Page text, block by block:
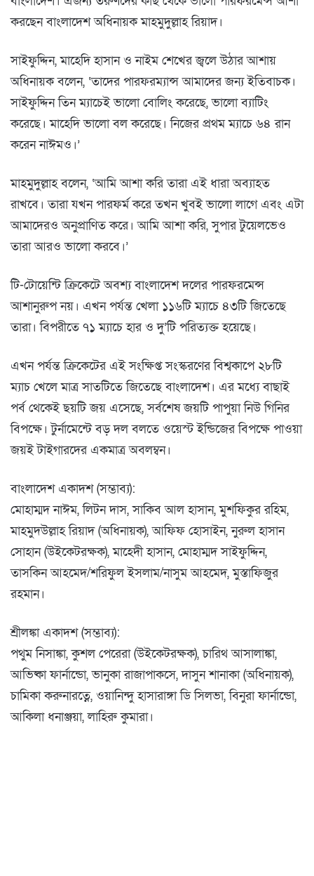
করছেন বাংলাদেশ অধিনায়ক মাহমুদুল্লাহ রিয়াদ।
সাইফুদ্দিন, মাহেদি হাসান ও নাইম শেখের জ্বলে উঠার আশায়
অধিনায়ক বলেন, ‘তাদের পারফরম্যান্স আমাদের জন্য ইতিবাচক।
সাইফুদ্দিন তিন ম্যাচেই ভালো বোলিং করেছে, ভালো ব্যাটিং
করেছে। মাহেদি ভালো বল করেছে। নিজের প্রথম ম্যাচে ৬৪ রান
করেন নাঈমও।’
মাহমুদুল্লাহ বলেন, ‘আমি আশা করি তারা এই ধারা অব্যাহত
রাখবে। তারা যখন পারফর্ম করে তখন খুবই ভালো লাগে এবং এটা
আমাদেরও অনুপ্রাণিত করে। আমি আশা করি, সুপার টুয়েলভেও
তারা আরও ভালো করবে।’
টি-টোয়েন্টি ক্রিকেটে অবশ্য বাংলাদেশ দলের পারফরমেন্স
আশানুরুপ নয়। এখন পর্যন্ত খেলা ১১৬টি ম্যাচে ৪৩টি জিতেছে
তারা। বিপরীতে ৭১ ম্যাচে হার ও দু’টি পরিত্যক্ত হয়েছে।
এখন পর্যন্ত ক্রিকেটের এই সংক্ষিপ্ত সংস্করণের বিশ্বকাপে ২৮টি
ম্যাচ খেলে মাত্র সাতটিতে জিতেছে বাংলাদেশ। এর মধ্যে বাছাই
পর্ব থেকেই ছয়টি জয় এসেছে, সর্বশেষ জয়টি পাপুয়া নিউ গিনির
বিপক্ষে। টুর্নামেন্টে বড় দল বলতে ওয়েস্ট ইন্ডিজের বিপক্ষে পাওয়া
জয়ই টাইগারদের একমাত্র অবলম্বন।
বাংলাদেশ একাদশ (সম্ভাব্য):
মোহাম্মদ নাঈম, লিটন দাস, সাকিব আল হাসান, মুশফিকুর রহিম,
মাহমুদউল্লাহ রিয়াদ (অধিনায়ক), আফিফ হোসাইন, নুরুল হাসান
সোহান (উইকেটরক্ষক), মাহেদী হাসান, মোহাম্মদ সাইফুদ্দিন,
তাসকিন আহমেদ/শরিফুল ইসলাম/নাসুম আহমেদ, মুস্তাফিজুর
রহমান।
শ্রীলঙ্কা একাদশ (সম্ভাব্য):
পথুম নিসাঙ্কা, কুশল পেরেরা (উইকেটরক্ষক), চারিথ আসালাঙ্কা,
আভিষ্কা ফার্নান্ডো, ভানুকা রাজাপাকসে, দাসুন শানাকা (অধিনায়ক),
চামিকা করুনারত্নে, ওয়ানিন্দু হাসারাঙ্গা ডি সিলভা, বিনুরা ফার্নান্ডো,
আকিলা ধনাঞ্জয়া, লাহিরু কুমারা।